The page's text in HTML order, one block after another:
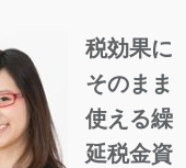
税効果に
そのまま
使える繰
延税金資